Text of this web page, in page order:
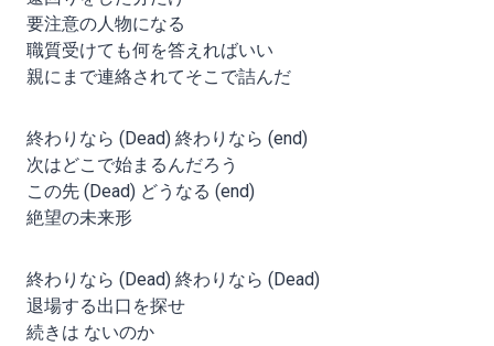
要注意の人物になる
職質受けても何を答えればいい
親にまで連絡されてそこで詰んだ
終わりなら (Dead) 終わりなら (end)
次はどこで始まるんだろう
この先 (Dead) どうなる (end)
絶望の未来形
終わりなら (Dead) 終わりなら (Dead)
退場する出口を探せ
続きは ないのか